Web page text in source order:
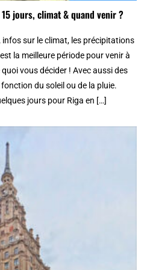
jours, climat & quand venir ?
sur le climat, les précipitations
la meilleure période pour venir à
vous décider ! Avec aussi des
fonction du soleil ou de la pluie.
jours pour Riga en […]